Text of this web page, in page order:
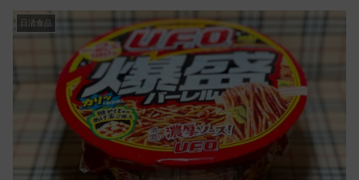
日清食品